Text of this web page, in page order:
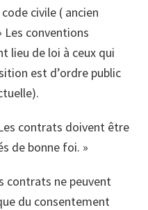
civile ( ancien
Les conventions
lieu de loi à ceux qui
est d’ordre public
contrats doivent être
de bonne foi. »
contrats ne peuvent
du consentement